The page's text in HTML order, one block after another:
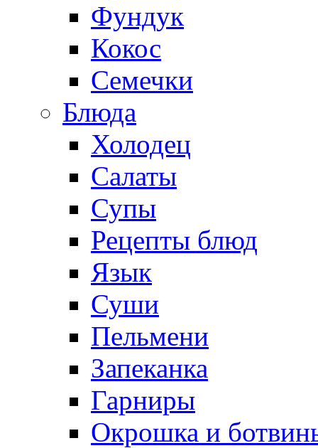
Фундук
Кокос
Семечки
Блюда
Холодец
Салаты
Супы
Рецепты блюд
Язык
Суши
Пельмени
Запеканка
Гарниры
Окрошка и